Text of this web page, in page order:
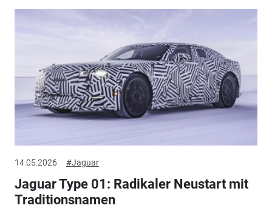
14.05.2026 #Jaguar
Jaguar Type 01: Radikaler Neustart mit
Traditionsnamen